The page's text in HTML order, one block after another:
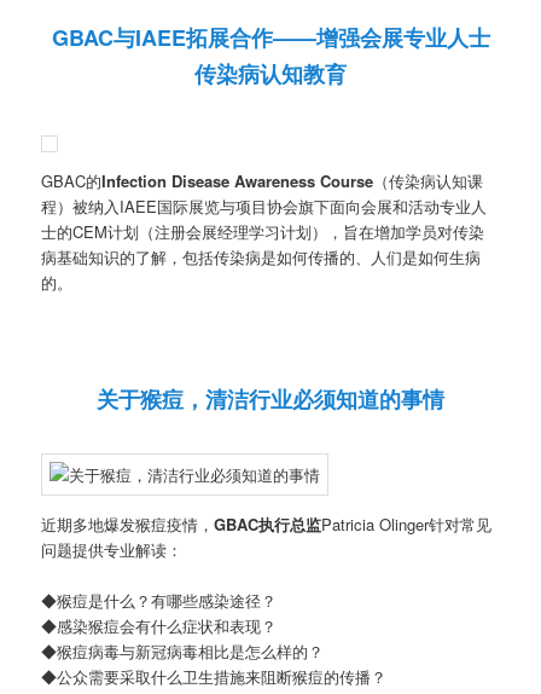
GBAC与IAEE拓展合作——增强会展专业人士
传染病认知教育
GBAC的Infection Disease Awareness Course （传染病认知课
程）被纳入IAEE国际展览与项目协会旗下面向会展和活动专业人
士的CEM计划（注册会展经理学习计划），旨在增加学员对传染
病基础知识的了解，包括传染病是如何传播的、人们是如何生病
的。
关于猴痘，清洁行业必须知道的事情
近期多地爆发猴痘疫情，GBAC执行总监Patricia Olinger针对常见
问题提供专业解读：
◆猴痘是什么？有哪些感染途径？
◆感染猴痘会有什么症状和表现？
◆猴痘病毒与新冠病毒相比是怎么样的？
◆公众需要采取什么卫生措施来阻断猴痘的传播？